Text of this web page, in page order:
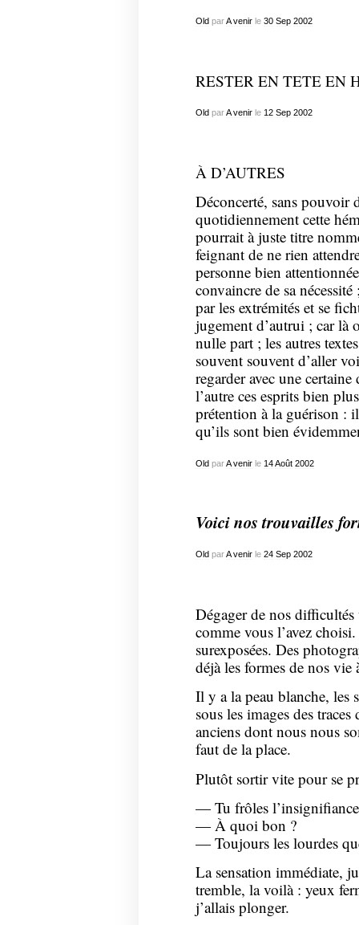
Old parA venirle 30 Sep 2002
RESTER EN TETE EN
Old parA venirle 12 Sep 2002
À D’AUTRES
Déconcerté, sans pouvoir
quotidiennement cette
pourrait à juste titre
feignant de ne rien
personne bien
convaincre de sa
par les extrémités et se
jugement d’autrui ; car là
nulle part ; les autres
souvent souvent d’aller
regarder avec une
l’autre ces esprits bien
prétention à la guérison :
qu’ils sont bien
OldparA venirle 14 Août 2002
Voici nos trouvailles
Old parA venirle 24 Sep 2002
Dégager de nos
comme vous l’avez
surexposées. Des
déjà les formes de nos vie
Il y a la peau blanche, les
sous les images des
anciens dont nous nous
faut de la place.
Plutôt sortir vite pour se
— Tu frôles
— À quoi bon ?
— Toujours les lourdes
La sensation immédiate,
tremble, la voilà : yeux
j’allais plonger.